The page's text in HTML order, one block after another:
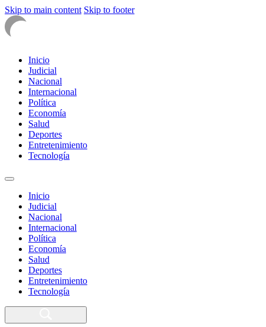
Skip to main content Skip to footer
Inicio
Judicial
Nacional
Internacional
Política
Economía
Salud
Deportes
Entretenimiento
Tecnología
Inicio
Judicial
Nacional
Internacional
Política
Economía
Salud
Deportes
Entretenimiento
Tecnología